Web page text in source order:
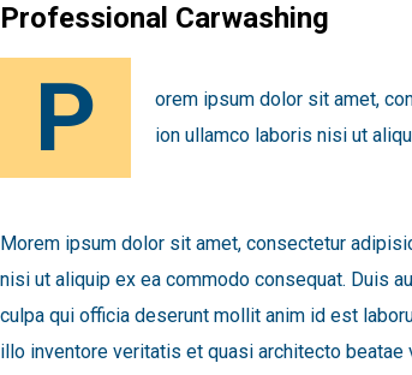
Professional Carwashing
P
orem ipsum dolor sit amet,
ion ullamco laboris nisi ut
Morem ipsum dolor sit amet, consectetur
nisi ut aliquip ex ea commodo consequat. Duis
culpa qui officia deserunt mollit anim id est
illo inventore veritatis et quasi architecto